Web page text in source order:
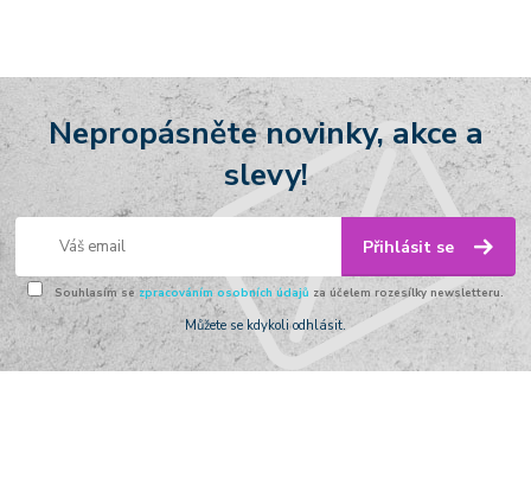
Nepropásněte novinky, akce a
slevy!
Přihlásit se
Souhlasím se zpracováním osobních údajů za účelem rozesílky newsletteru.
Můžete se kdykoli odhlásit.